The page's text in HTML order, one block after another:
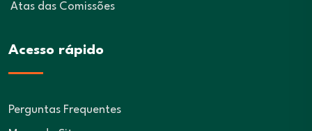
Atas das Comissões
Acesso rápido
Perguntas Frequentes